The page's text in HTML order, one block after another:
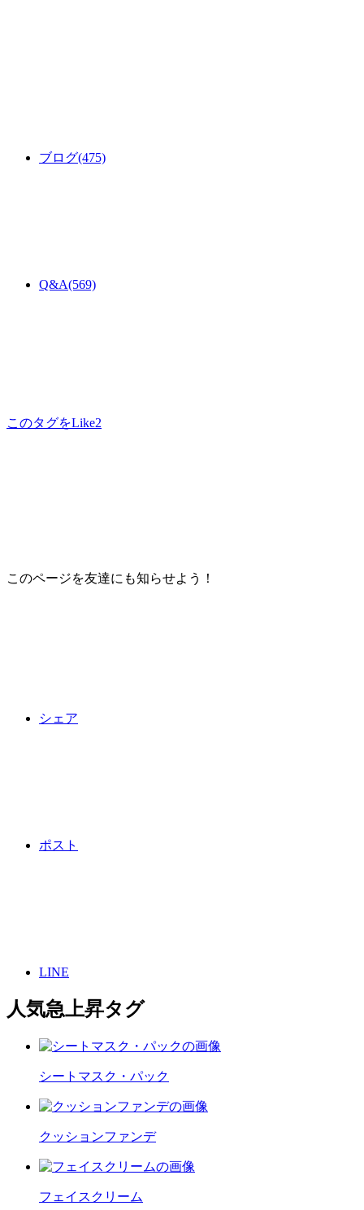
ブログ(475)
Q&A(569)
このタグをLike2
このページを友達にも知らせよう！
シェア
ポスト
LINE
人気急上昇タグ
シートマスク・パック
クッションファンデ
フェイスクリーム